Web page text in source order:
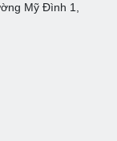
Mỹ Đình 1,